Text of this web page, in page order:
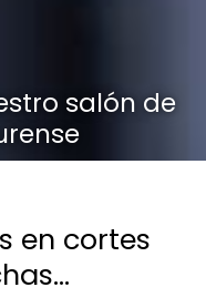
salón de
en cortes